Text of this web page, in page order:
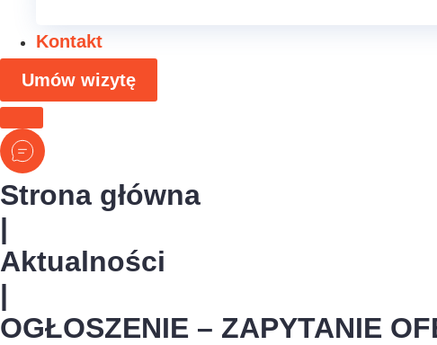
Kontakt
Umów wizytę
Strona główna
|
Aktualności
|
OGŁOSZENIE – ZAPYTANIE